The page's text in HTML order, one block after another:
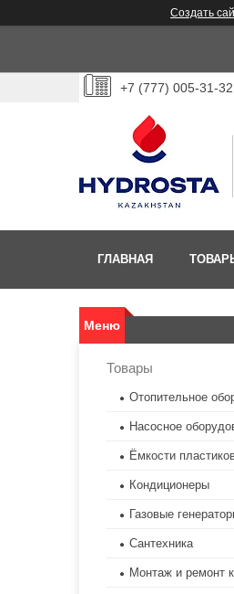
Создать
+7 (777) 005-31-32
ГЛАВНАЯ
Товары
Отопительное
Насосное
Ёмкости
Кондиционеры
Газовые
Сантехника
Монтаж и ремонт